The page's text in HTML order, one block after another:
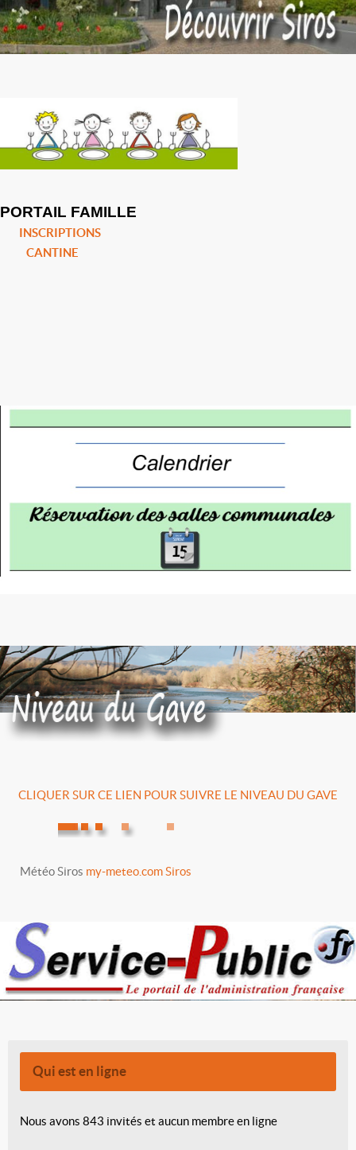
PORTAIL FAMILLE
INSCRIPTIONS
CANTINE
CLIQUER SUR CE LIEN POUR SUIVRE LE NIVEAU DU GAVE
Météo Siros my-meteo.com Siros
Qui est en ligne
Nous avons 843 invités et aucun membre en ligne